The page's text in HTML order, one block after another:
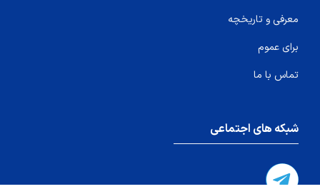
معرفی و تاریخچه
برای عموم
تماس با ما
شبکه های اجتماعی